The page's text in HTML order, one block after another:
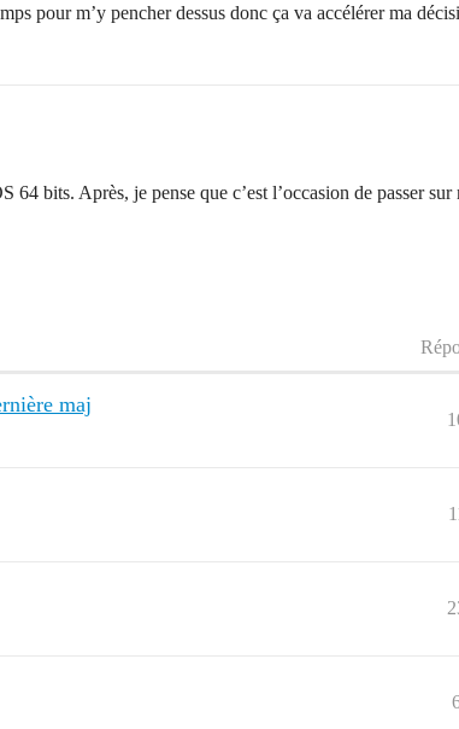
pour m’y pencher dessus donc ça va accélérer ma
bits. Après, je pense que c’est l’occasion de passer
maj